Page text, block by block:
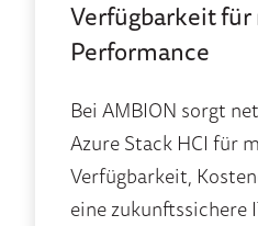
Verfügbarkeit
Performance
Bei AMBION sorgt
Azure Stack HCI für
Verfügbarkeit,
eine zukunftssichere